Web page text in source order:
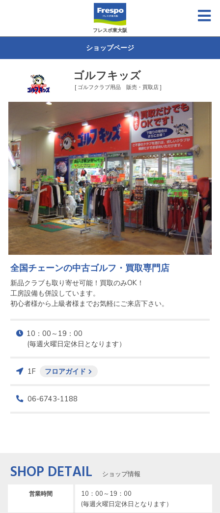
フレスポ東大阪
ショップページ
ゴルフキッズ
[ ゴルフクラブ用品 販売・買取店 ]
全国チェーンの中古ゴルフ・買取専門店
新品クラブも取り寄せ可能！買取のみOK！
工房設備も併設しています。
初心者様から上級者様までお気軽にご来店下さい。
10：00～19：00
(毎週火曜日定休日となります）
1F フロアガイド
06-6743-1188
SHOP DETAIL ショップ情報
営業時間
10：00～19：00
(毎週火曜日定休日となります）